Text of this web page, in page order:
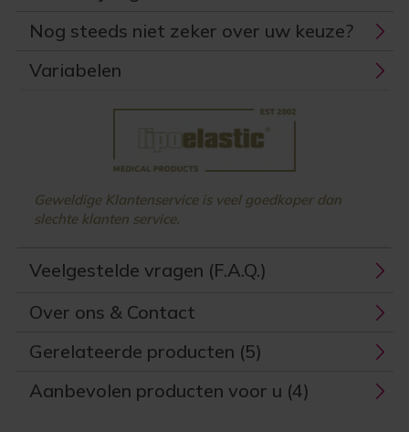
Nog steeds niet zeker over uw keuze?
Variabelen
Geweldige Klantenservice is veel goedkoper dan
slechte klanten service.
Veelgestelde vragen (F.A.Q.)
Over ons & Contact
Gerelateerde producten (5)
Aanbevolen producten voor u (4)